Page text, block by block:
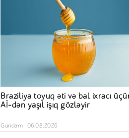
Braziliya toyuq əti və bal ixracı
Aİ-dən yaşıl işıq gözləyir
Gündəm 06.08.2026